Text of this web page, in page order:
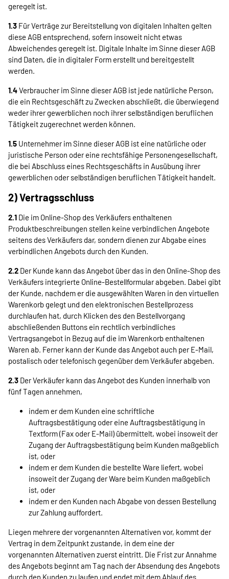
geregelt ist.
1.3 Für Verträge zur Bereitstellung von digitalen Inhalten gelten
diese AGB entsprechend, sofern insoweit nicht etwas
Abweichendes geregelt ist. Digitale Inhalte im Sinne dieser AGB
sind Daten, die in digitaler Form erstellt und bereitgestellt
werden.
1.4Verbraucher im Sinne dieser AGB ist jede natürliche Person,
die ein Rechtsgeschäft zu Zwecken abschließt, die überwiegend
weder ihrer gewerblichen noch ihrer selbständigen beruflichen
Tätigkeit zugerechnet werden können.
1.5 Unternehmer im Sinne dieser AGB ist eine natürliche oder
juristische Person oder eine rechtsfähige Personengesellschaft,
die bei Abschluss eines Rechtsgeschäfts in Ausübung ihrer
gewerblichen oder selbständigen beruflichen Tätigkeit handelt.
2) Vertragsschluss
2.1 Die im Online-Shop des Verkäufers enthaltenen
Produktbeschreibungen stellen keine verbindlichen Angebote
seitens des Verkäufers dar, sondern dienen zur Abgabe eines
verbindlichen Angebots durch den Kunden.
2.2 Der Kunde kann das Angebot über das in den Online-Shop des
Verkäufers integrierte Online-Bestellformular abgeben. Dabei gibt
der Kunde, nachdem er die ausgewählten Waren in den virtuellen
Warenkorb gelegt und den elektronischen Bestellprozess
durchlaufen hat, durch Klicken des den Bestellvorgang
abschließenden Buttons ein rechtlich verbindliches
Vertragsangebot in Bezug auf die im Warenkorb enthaltenen
Waren ab. Ferner kann der Kunde das Angebot auch per E-Mail,
postalisch oder telefonisch gegenüber dem Verkäufer abgeben.
2.3 Der Verkäufer kann das Angebot des Kunden innerhalb von
fünf Tagen annehmen,
indem er dem Kunden eine schriftliche
Auftragsbestätigung oder eine Auftragsbestätigung in
Textform (Fax oder E-Mail) übermittelt, wobei insoweit der
Zugang der Auftragsbestätigung beim Kunden maßgeblich
ist, oder
indem er dem Kunden die bestellte Ware liefert, wobei
insoweit der Zugang der Ware beim Kunden maßgeblich
ist, oder
indem er den Kunden nach Abgabe von dessen Bestellung
zur Zahlung auffordert.
Liegen mehrere der vorgenannten Alternativen vor, kommt der
Vertrag in dem Zeitpunkt zustande, in dem eine der
vorgenannten Alternativen zuerst eintritt. Die Frist zur Annahme
des Angebots beginnt am Tag nach der Absendung des Angebots
durch den Kunden zu laufen und endet mit dem Ablauf des